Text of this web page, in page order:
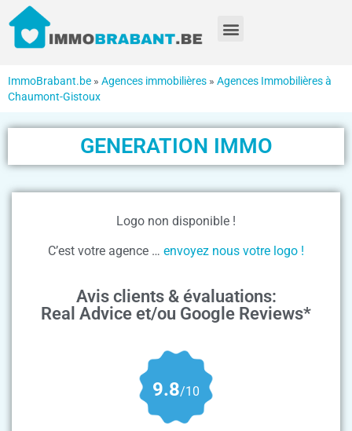
ImmoBrabant.be » Agences immobilières » Agences Immobilières à
Chaumont-Gistoux
GENERATION IMMO
Logo non disponible !
C’est votre agence … envoyez nous votre logo !
Avis clients & évaluations:
Real Advice et/ou Google Reviews*
9.8/10